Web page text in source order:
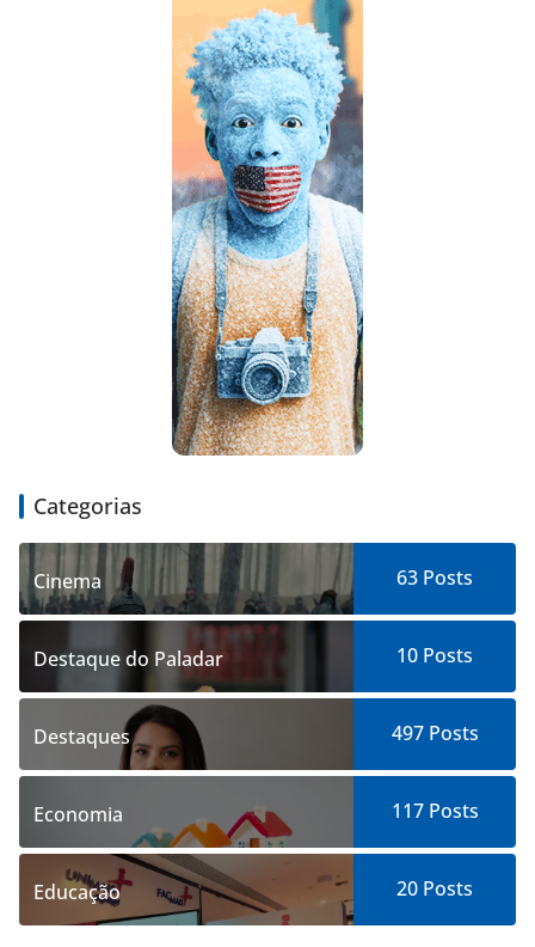
Categorias
Cinema 63 Posts
Destaque do Paladar 10 Posts
Destaques 497Posts
Economia 117Posts
Educação 20 Posts